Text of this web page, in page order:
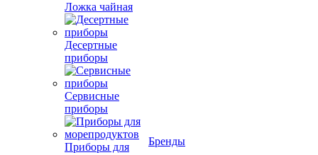
Ложка чайная
Десертные
приборы
Сервисные
приборы
Приборы для
Бренды